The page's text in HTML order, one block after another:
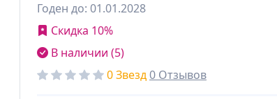
Годен до: 01.01.2028
Скидка 10%
В наличии (5)
0 Звезд0 Отзывов